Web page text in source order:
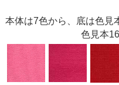
本体は7色から、底は色見
色見本